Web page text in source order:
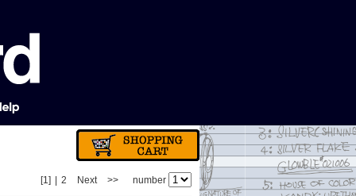
[1] 2 Next >> number